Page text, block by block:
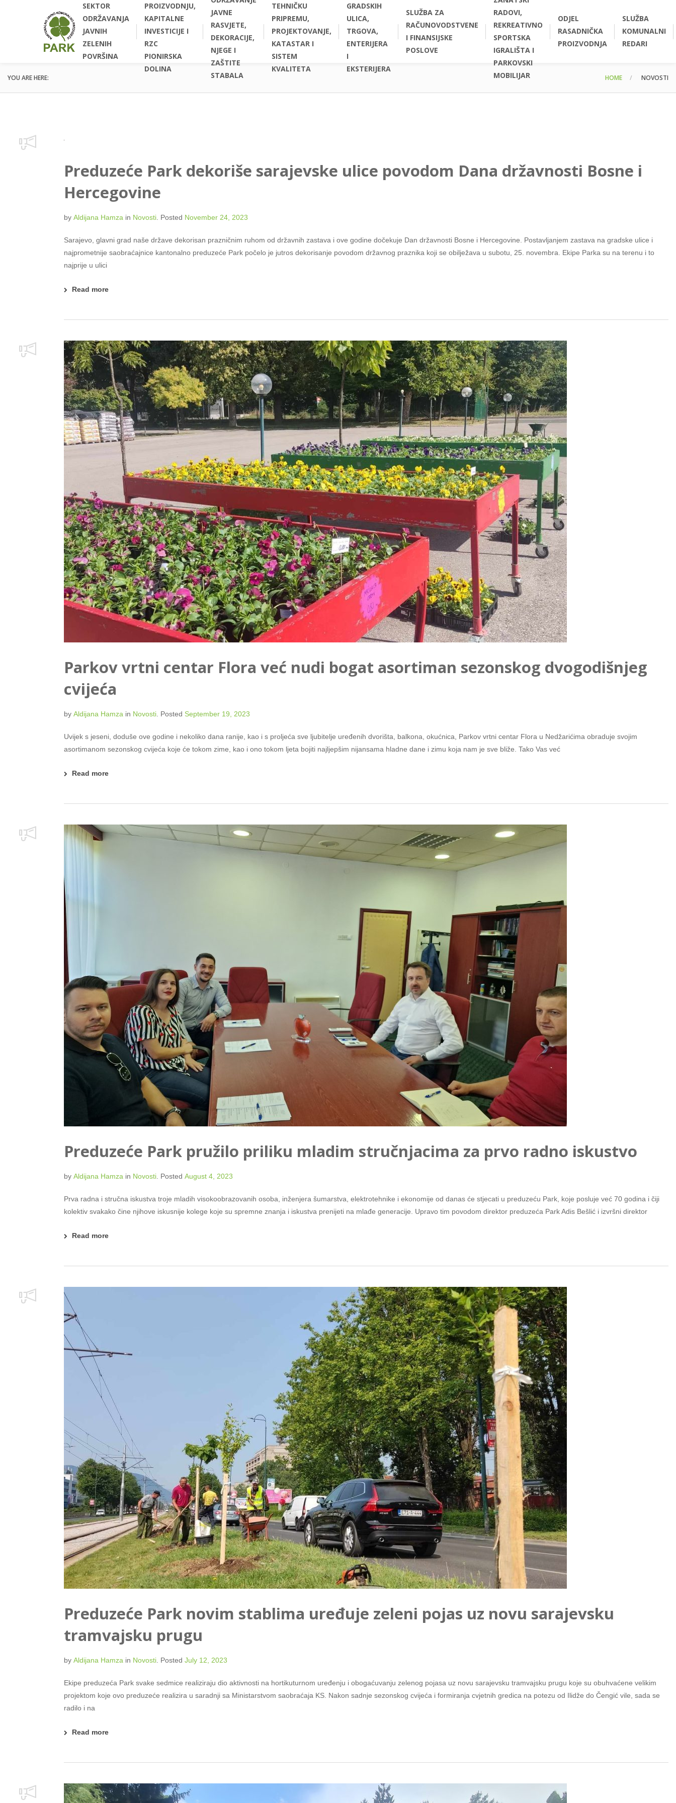
SEKTOR
ODRŽAVANJA
JAVNIH
ZELENIH
POVRŠINA
PROIZVODNJU,
KAPITALNE
INVESTICIJE I
RZC
PIONIRSKA
DOLINA
JAVNE
RASVJETE,
DEKORACIJE,
NJEGE I
ZAŠTITE
STABALA
TEHNIČKU
PRIPREMU,
PROJEKTOVANJE,
KATASTAR I
SISTEM
KVALITETA
GRADSKIH
ULICA,
TRGOVA,
ENTERIJERA
I
EKSTERIJERA
SLUŽBA ZA
RAČUNOVODSTVENE
I FINANSIJSKE
POSLOVE
RADOVI,
REKREATIVNO
SPORTSKA
IGRALIŠTA I
PARKOVSKI
MOBILIJAR
ODJEL
RASADNIČKA
PROIZVODNJA
SLUŽBA
KOMUNALNI
REDARI
YOU ARE HERE: HOME NOVOSTI
Preduzeće Park dekoriše sarajevske ulice povodom Dana državnosti Bosne i
Hercegovine
by Aldijana Hamza in Novosti. Posted November 24, 2023
Sarajevo, glavni grad naše države dekorisan prazničnim ruhom od državnih zastava i ove godine dočekuje Dan državnosti Bosne i Hercegovine. Postavljanjem zastava na gradske ulice i
najprometnije saobraćajnice kantonalno preduzeće Park počelo je jutros dekorisanje povodom državnog praznika koji se obilježava u subotu, 25. novembra. Ekipe Parka su na terenu i to
najprije u ulici
Read more
Parkov vrtni centar Flora već nudi bogat asortiman sezonskog dvogodišnjeg
cvijeća
by Aldijana Hamza in Novosti. Posted September 19, 2023
Uvijek s jeseni, doduše ove godine i nekoliko dana ranije, kao i s proljeća sve ljubitelje uređenih dvorišta, balkona, okućnica, Parkov vrtni centar Flora u Nedžarićima obraduje svojim
asortimanom sezonskog cvijeća koje će tokom zime, kao i ono tokom ljeta bojiti najljepšim nijansama hladne dane i zimu koja nam je sve bliže. Tako Vas već
Read more
Preduzeće Park pružilo priliku mladim stručnjacima za prvo radno iskustvo
by Aldijana Hamza in Novosti. Posted August 4, 2023
Prva radna i stručna iskustva troje mladih visokoobrazovanih osoba, inženjera šumarstva, elektrotehnike i ekonomije od danas će stjecati u preduzeću Park, koje posluje već 70 godina i čiji
kolektiv svakako čine njihove iskusnije kolege koje su spremne znanja i iskustva prenijeti na mlađe generacije. Upravo tim povodom direktor preduzeća Park Adis Bešlić i izvršni direktor
Read more
Preduzeće Park novim stablima uređuje zeleni pojas uz novu sarajevsku
tramvajsku prugu
by Aldijana Hamza in Novosti. Posted July 12, 2023
Ekipe preduzeća Park svake sedmice realiziraju dio aktivnosti na hortikuturnom uređenju i obogaćuvanju zelenog pojasa uz novu sarajevsku tramvajsku prugu koje su obuhvaćene velikim
projektom koje ovo preduzeće realizira u saradnji sa Ministarstvom saobraćaja KS. Nakon sadnje sezonskog cvijeća i formiranja cvjetnih gredica na potezu od Ilidže do Čengić vile, sada se
radilo i na
Read more